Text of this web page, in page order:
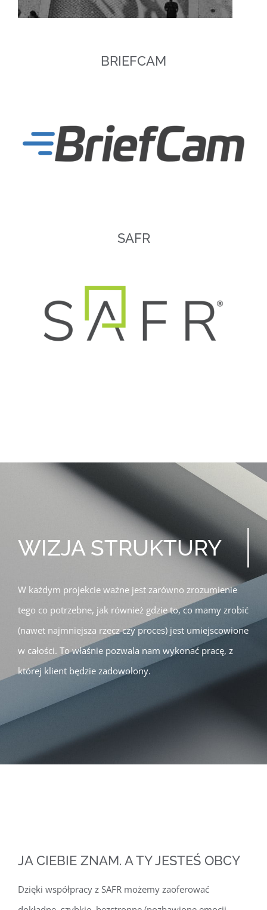
BRIEFCAM
SAFR
WIZJA STRUKTURY
W każdym projekcie ważne jest zarówno zrozumienie
tego co potrzebne, jak również gdzie to, co mamy zrobić
(nawet najmniejsza rzecz czy proces) jest umiejscowione
w całości. To właśnie pozwala nam wykonać pracę, z
której klient będzie zadowolony.
JA CIEBIE ZNAM. A TY JESTEŚ OBCY
Dzięki współpracy z SAFR możemy zaoferować